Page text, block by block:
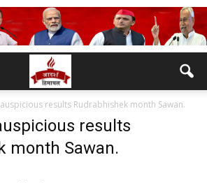
results Rudrabhishek month Sawan.
results
month Sawan.